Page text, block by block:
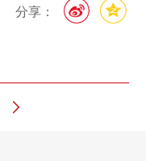
分享：